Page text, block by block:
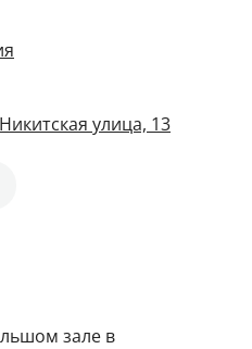
улица, 13
зале в